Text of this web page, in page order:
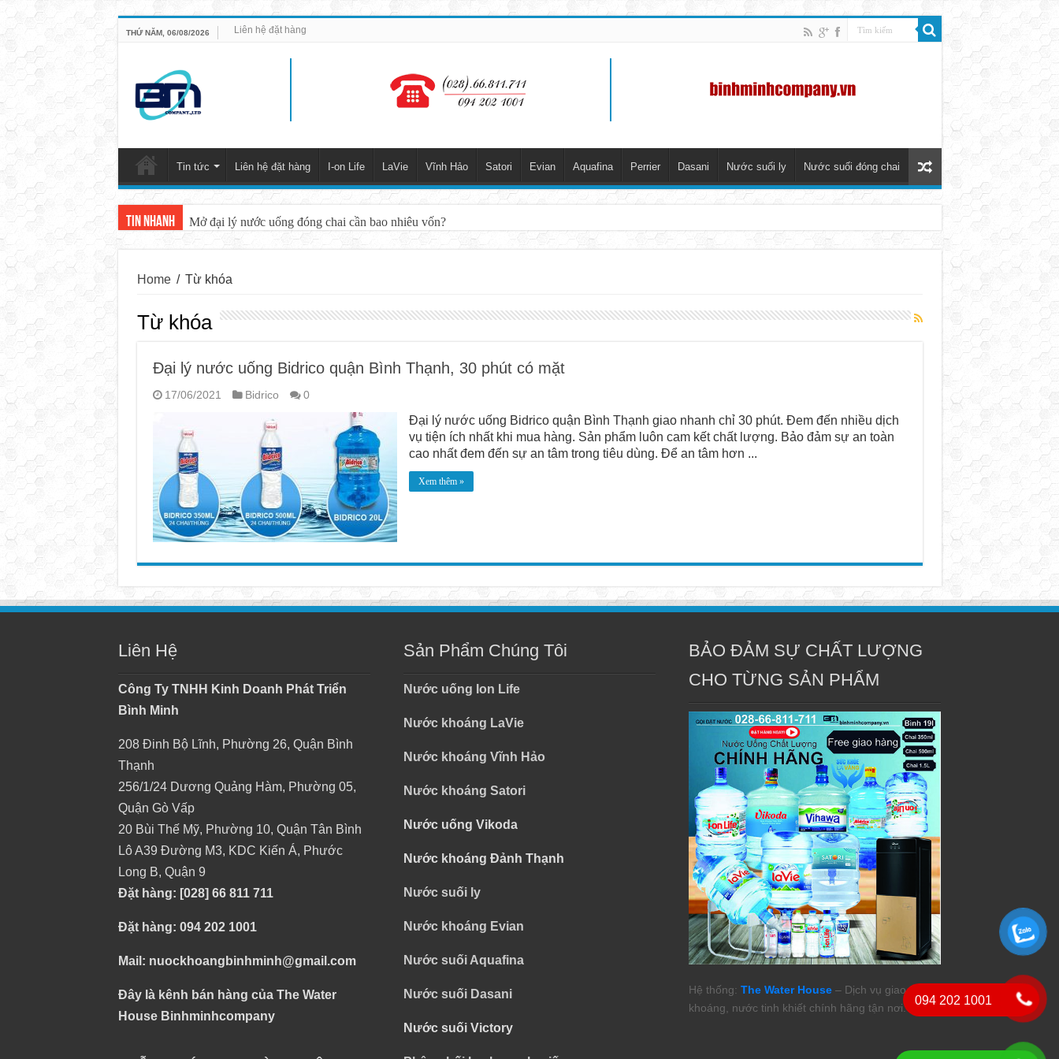
THỨ NĂM, 06/08/2026 Liên hệ đặt hàng
Tin tức Liên hệ đặt hàng I-on Life LaVie Vĩnh Hảo Satori Evian Aquafina Perrier Dasani Nước suối ly Nước suối đóng chai
Tin nhanh Mở đại lý nước uống đóng chai cần bao nhiêu vốn?
Home / Từ khóa
Từ khóa
Đại lý nước uống Bidrico quận Bình Thạnh, 30 phút có mặt
17/06/2021 Bidrico 0
Đại lý nước uống Bidrico quận Bình Thạnh giao nhanh chỉ 30 phút. Đem đến nhiều dịch
vụ tiện ích nhất khi mua hàng. Sản phẩm luôn cam kết chất lượng. Bảo đảm sự an toàn
cao nhất đem đến sự an tâm trong tiêu dùng. Để an tâm hơn ...
Xem thêm »
Liên Hệ
Công Ty TNHH Kinh Doanh Phát Triển
Bình Minh
208 Đinh Bộ Lĩnh, Phường 26, Quận Bình
Thạnh
256/1/24 Dương Quảng Hàm, Phường 05,
Quận Gò Vấp
20 Bùi Thế Mỹ, Phường 10, Quận Tân Bình
Lô A39 Đường M3, KDC Kiến Á, Phước
Long B, Quận 9
Đặt hàng: [028] 66 811 711
Đặt hàng: 094 202 1001
Mail: nuockhoangbinhminh@gmail.com
Đây là kênh bán hàng của The Water
House Binhminhcompany
Sản Phẩm Chúng Tôi
Nước uống Ion Life
Nước khoáng LaVie
Nước khoáng Vĩnh Hảo
Nước khoáng Satori
Nước uống Vikoda
Nước khoáng Đảnh Thạnh
Nước suối ly
Nước khoáng Evian
Nước suối Aquafina
Nước suối Dasani
Nước suối Victory
BẢO ĐẢM SỰ CHẤT LƯỢNG
CHO TỪNG SẢN PHẨM
Hệ thống: The Water House – Dịch vụ giao nước
khoáng, nước tinh khiết chính hãng tận nơi.
094 202 1001